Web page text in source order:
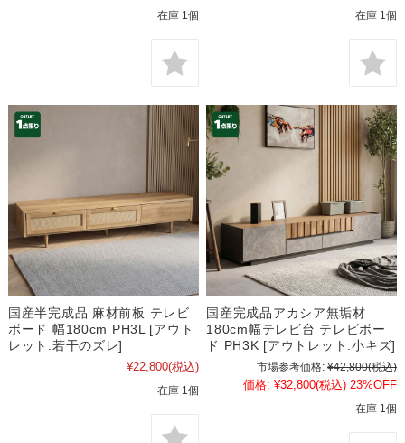
在庫 1個 在庫 1個
国産半完成品 麻材前板 テレビ
ボード 幅180cm PH3L [アウト
レット:若干のズレ]
¥22,800(税込)
在庫 1個
国産完成品アカシア無垢材
180cm幅テレビ台 テレビボー
ド PH3K [アウトレット:小キズ]
市場参考価格: ¥42,800(税込)
価格: ¥32,800(税込) 23%OFF
在庫 1個